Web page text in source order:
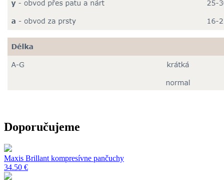
Doporučujeme
Maxis Brillant kompresívne pančuchy
34.50 €